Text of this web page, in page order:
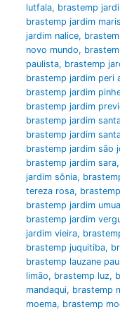
lutfala, brastemp
brastemp jardim
jardim nalice,
novo mundo,
paulista, brastemp
brastemp jardim peri
brastemp jardim
brastemp jardim
brastemp jardim
brastemp jardim
brastemp jardim são
brastemp jardim sara,
jardim sônia,
tereza rosa,
brastemp jardim
brastemp jardim
jardim vieira,
brastemp juquitiba,
brastemp lauzane
limão, brastemp luz,
mandaqui, brastemp
moema, brastemp